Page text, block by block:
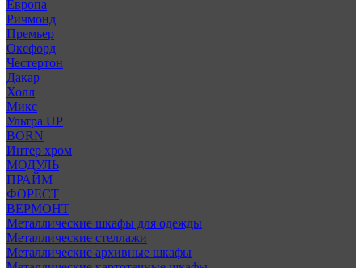
Европа
Ричмонд
Премьер
Оксфорд
Честертон
Дакар
Холл
Микс
Ультра UP
BORN
Интер хром
МОДУЛЬ
ПРАЙМ
ФОРЕСТ
ВЕРМОНТ
Металлические шкафы для одежды
Металлические стеллажи
Металлические архивные шкафы